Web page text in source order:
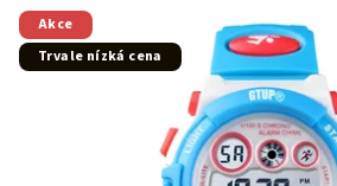
5
hvězdiček.
Akce
Trvale nízká cena